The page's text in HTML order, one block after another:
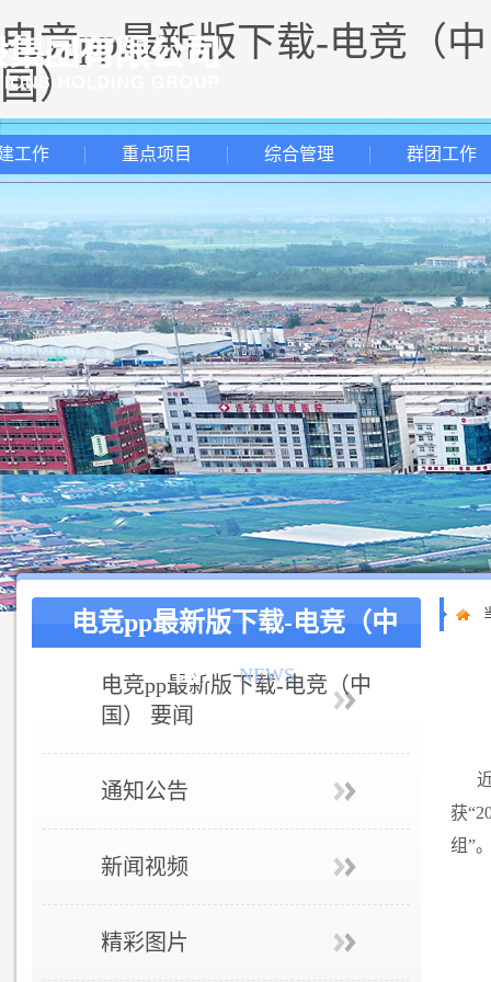
电竞pp最新版下载-电竞（中
国）
工作 重点项目 综合管理 群团工作
电竞pp最新版下载-电竞（中
国） NEWS
电竞pp最新版下载-电竞（中
国） 要闻
通知公告
新闻视频
精彩图片
获
组”